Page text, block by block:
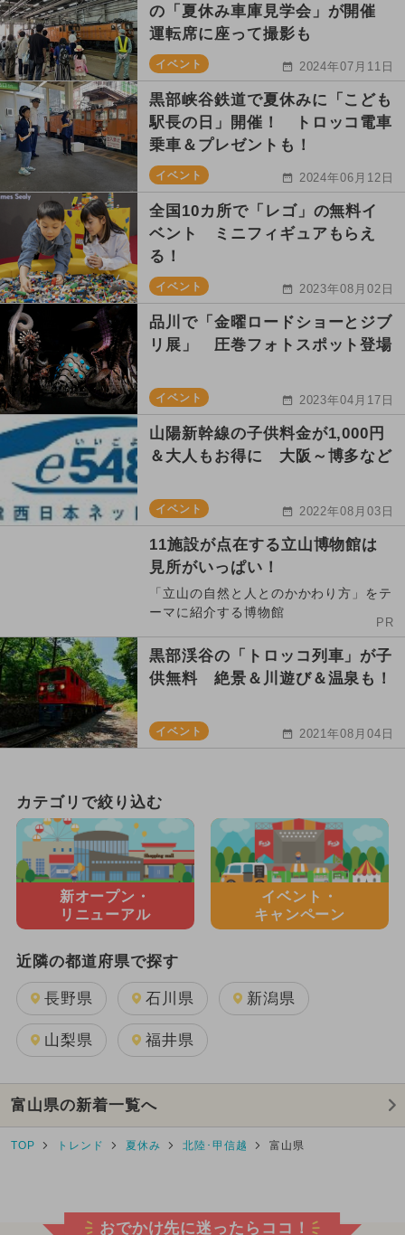
の「夏休み車庫見学会」が開催
運転席に座って撮影も
イベント 2024年07月11日
黒部峡谷鉄道で夏休みに「こども
駅長の日」開催！ トロッコ電車
乗車＆プレゼントも！
イベント 2024年06月12日
全国10カ所で「レゴ」の無料イ
ベント ミニフィギュアもらえ
る！
イベント 2023年08月02日
品川で「金曜ロードショーとジブ
リ展」 圧巻フォトスポット登場
イベント 2023年04月17日
山陽新幹線の子供料金が1,000円
＆大人もお得に 大阪～博多など
イベント 2022年08月03日
11施設が点在する立山博物館は
見所がいっぱい！
「立山の自然と人とのかかわり方」をテ
ーマに紹介する博物館
PR
黒部渓谷の「トロッコ列車」が子
供無料 絶景＆川遊び＆温泉も！
イベント 2021年08月04日
カテゴリで絞り込む
新オープン・
リニューアル
イベント・
キャンペーン
近隣の都道府県で探す
長野県 石川県 新潟県
山梨県 福井県
富山県の新着一覧へ
TOP トレンド 夏休み 北陸･甲信越 富山県
おでかけ先に迷ったらココ！